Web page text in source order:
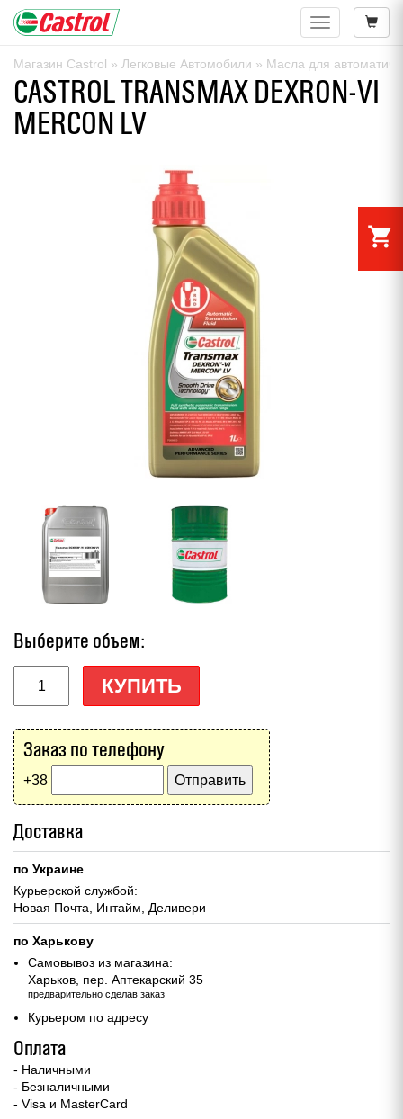
Магазин Castrol » Легковые Автомобили » Масла для
CASTROL TRANSMAX DEXRON-VI
MERCON LV
Выберите объем:
КУПИТЬ
Заказ по телефону
+38
Доставка
по Украине
Курьерской службой:
Новая Почта, Интайм, Деливери
по Харькову
Самовывоз из магазина:
Харьков, пер. Аптекарский 35
предварительно сделав заказ
Курьером по адресу
Оплата
- Наличными
- Безналичными
- Visa и MasterCard
Навигация
shopping_cart